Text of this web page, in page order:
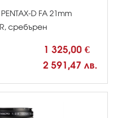
D FA 21mm
сребърен
1 325,00 €
2 591,47 лв.